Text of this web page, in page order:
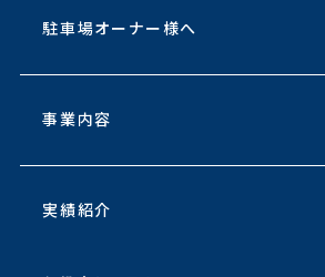
駐車場オーナー様へ
事業内容
実績紹介